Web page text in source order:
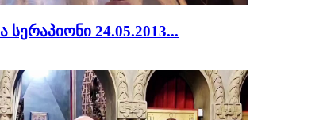
სერაპიონი 24.05.2013...